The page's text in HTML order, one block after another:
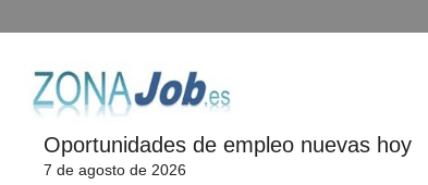
Oportunidades de empleo nuevas hoy
7 de agosto de 2026